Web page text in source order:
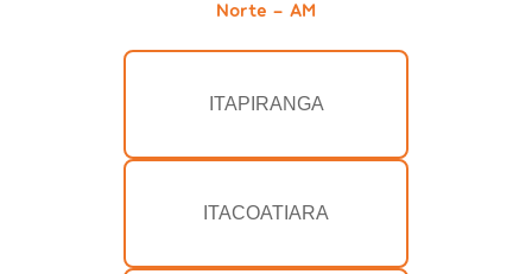
Norte - AM
ITAPIRANGA
ITACOATIARA